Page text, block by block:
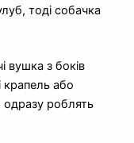
тоді собачка
вушка з боків
або
одразу роблять